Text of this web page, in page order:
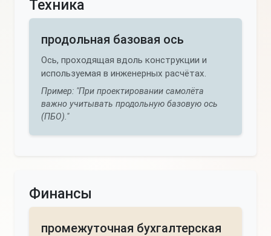
Техника
продольная базовая ось
Ось, проходящая вдоль конструкции и
используемая в инженерных расчётах.
Пример: "При проектировании самолёта
важно учитывать продольную базовую ось
(ПБО)."
Финансы
промежуточная бухгалтерская